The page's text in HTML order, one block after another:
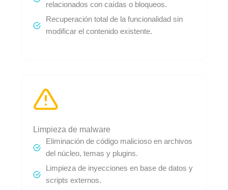
relacionados con caídas o bloqueos.
Recuperación total de la funcionalidad sin
modificar el contenido existente.
Limpieza de malware
Eliminación de código malicioso en archivos
del núcleo, temas y plugins.
Limpieza de inyecciones en base de datos y
scripts externos.